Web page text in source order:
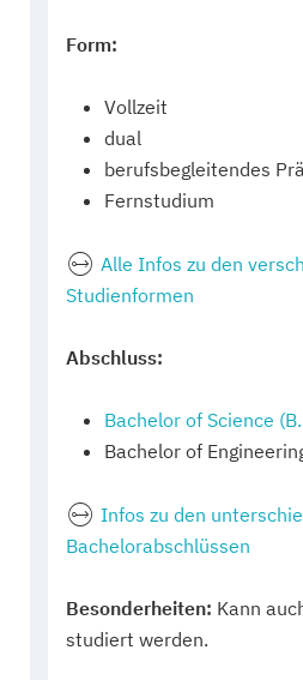
Form:
Vollzeit
dual
berufsbegleitendes
Fernstudium
Alle Infos zu den
Studienformen
Abschluss:
Bachelor of Science
Bachelor of
Infos zu den
Bachelorabschlüssen
Besonderheiten: Kann
studiert werden.